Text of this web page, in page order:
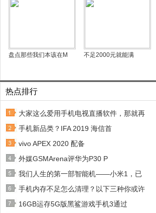
盘点那些我们本该在M 不足2000元就能满
热点排行
大家这么爱用手机电视直播软件，那就再
手机新品类？IFA 2019 海信首
vivo APEX 2020 配备
外媒GSMArena评华为P30 P
我们人生的第一部智能机——小米1，已
手机内存不足怎么清理？以下三种你或许
16GB运存5G版黑鲨游戏手机3通过